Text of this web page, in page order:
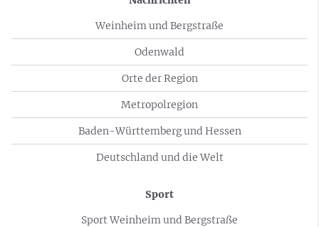
Weinheim und Bergstraße
Odenwald
Orte der Region
Metropolregion
Baden-Württemberg und Hessen
Deutschland und die Welt
Sport
Sport Weinheim und Bergstraße